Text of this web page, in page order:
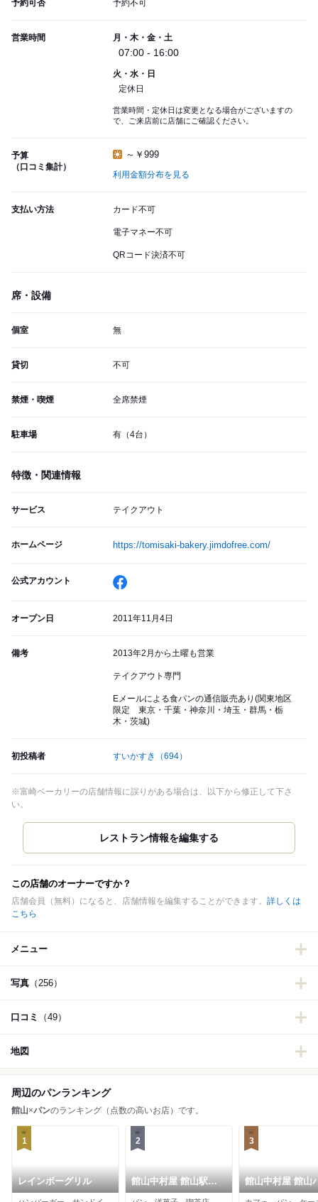
予約可否 予約不可
営業時間 月・木・金・土
07:00 - 16:00
火・水・日
定休日
営業時間・定休日は変更となる場合がございますの
で、ご来店前に店舗にご確認ください。
予算
（口コミ集計）
～￥999
利用金額分布を見る
支払い方法 カード不可
電子マネー不可
QRコード決済不可
席・設備
個室 無
貸切 不可
禁煙・喫煙 全席禁煙
駐車場 有（4台）
特徴・関連情報
サービス テイクアウト
ホームページ https://tomisaki-bakery.jimdofree.com/
公式アカウント
オープン日 2011年11月4日
備考 2013年2月から土曜も営業
テイクアウト専門
Eメールによる食パンの通信販売あり(関東地区
限定 東京・千葉・神奈川・埼玉・群馬・栃
木・茨城)
初投稿者 すいかすき （694）
※富崎ベーカリーの店舗情報に誤りがある場合は、以下から修正して下さ
い。
この店舗のオーナーですか？
店舗会員（無料）になると、店舗情報を編集することができます。 詳しくは
こちら
メニュー
写真 （256）
口コミ （49）
地図
周辺のパンランキング
館山×パンのランキング（点数の高いお店）です。
1
レインボーグリル
2
館山中村屋 館山駅前
店
3
館山中村屋 館山
パス店 ： 中パン